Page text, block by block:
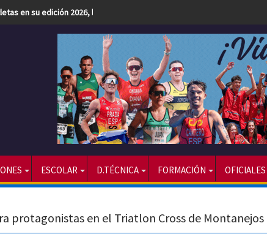
en su edición 2026, la más numerosa hasta la fecha
ESCOLAR D.TÉCNICA FORMACIÓN OFICIALES
protagonistas en el Triatlon Cross de Montanejos